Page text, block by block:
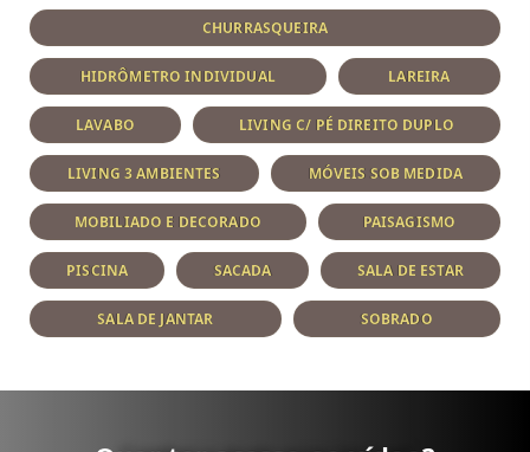
CHURRASQUEIRA
HIDRÔMETRO INDIVIDUAL LAREIRA
LAVABO LIVING C/ PÉ DIREITO DUPLO
LIVING 3 AMBIENTES MÓVEIS SOB MEDIDA
MOBILIADO E DECORADO PAISAGISMO
PISCINA SACADA SALA DE ESTAR
SALA DE JANTAR SOBRADO